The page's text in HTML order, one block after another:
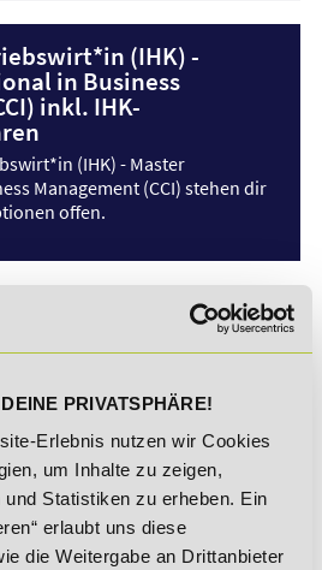
PRIVATSPHÄRE!
Erlebnis nutzen wir Cookies
um Inhalte zu zeigen,
Statistiken zu erheben. Ein
erlaubt uns diese
die Weitergabe an Drittanbieter
(IHK) -
in Business
inkl. IHK-
(IHK) - Master
Management (CCI) stehen dir
offen.
im Gesundheits-
Fachwirt*in im Gesundheits-
flexibler Zeiteinteilung.
(IHK)